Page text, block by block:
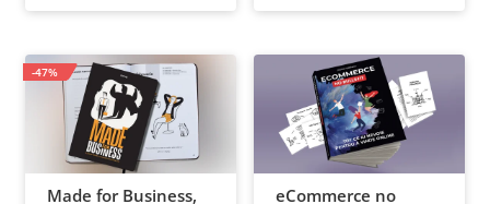
Made for Business,
-47%
eCommerce no